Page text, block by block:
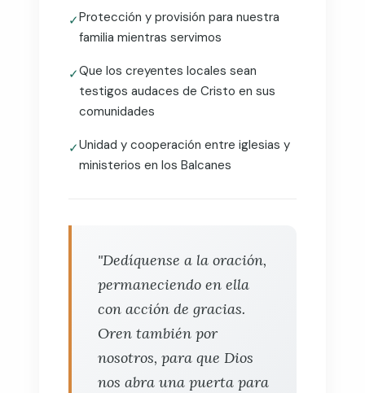
✓Protección y provisión para nuestra
familia mientras servimos
✓Que los creyentes locales sean
testigos audaces de Cristo en sus
comunidades
✓Unidad y cooperación entre iglesias y
ministerios en los Balcanes
"Dedíquense a la oración,
permaneciendo en ella
con acción de gracias.
Oren también por
nosotros, para que Dios
nos abra una puerta para